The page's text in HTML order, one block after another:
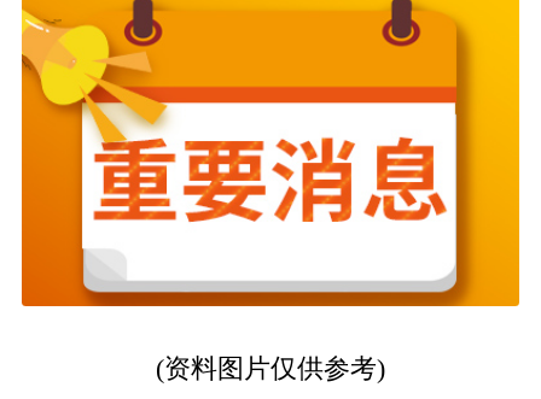
(资料图片仅供参考)